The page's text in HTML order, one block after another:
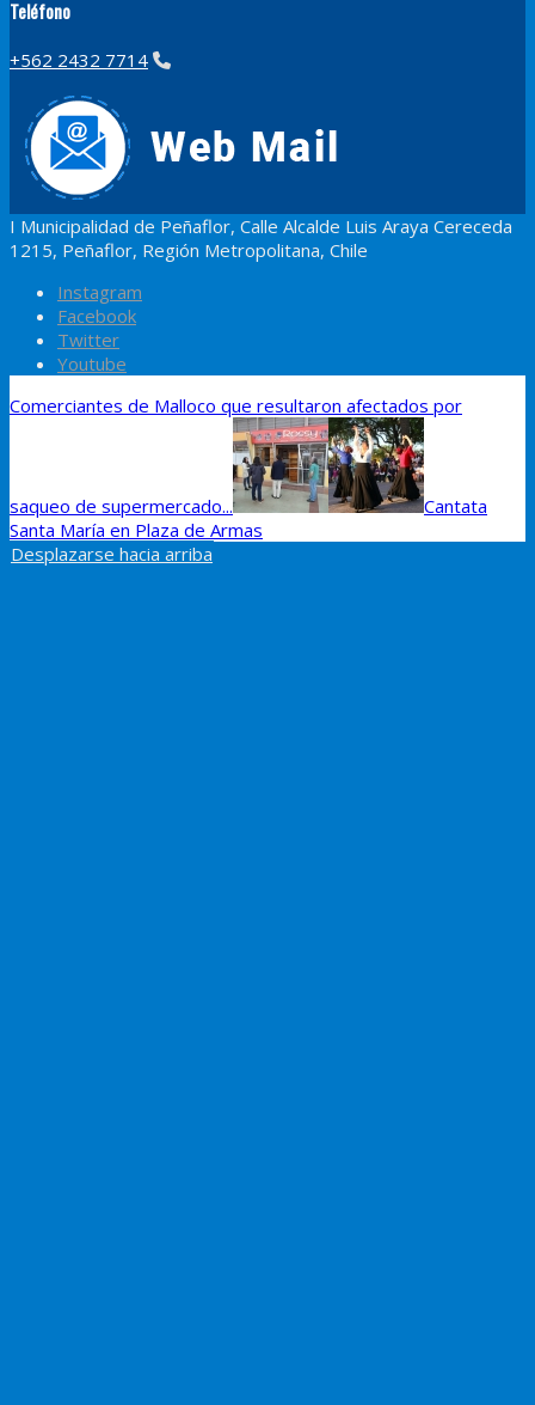
Teléfono
+562 2432 7714
I Municipalidad de Peñaflor, Calle Alcalde Luis Araya Cereceda
1215, Peñaflor, Región Metropolitana, Chile
Instagram
Facebook
Twitter
Youtube
Comerciantes de Malloco que resultaron afectados por
saqueo de supermercado...
Cantata
Santa María en Plaza de Armas
Desplazarse hacia arriba